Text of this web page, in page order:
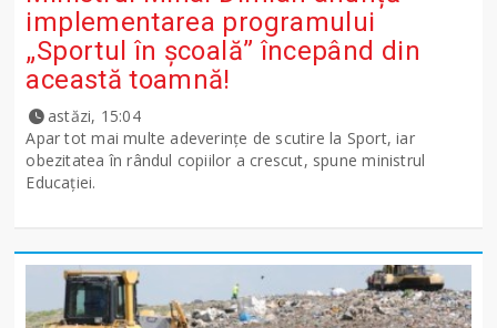
implementarea programului
„Sportul în școală” începând din
această toamnă!
astăzi, 15:04
Apar tot mai multe adeverințe de scutire la Sport, iar
obezitatea în rândul copiilor a crescut, spune ministrul
Educației.